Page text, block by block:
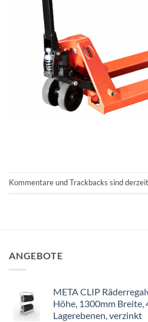
Kommentare und Trackbacks sind
ANGEBOTE
META CLIP
Höhe, 1300mm Breite,
Lagerebenen, verzinkt